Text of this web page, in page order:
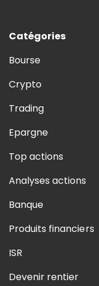
Catégories
Bourse
Crypto
Trading
Epargne
Top actions
Analyses actions
Banque
Produits financiers
ISR
Devenir rentier